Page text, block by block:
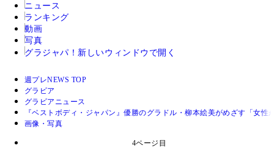
ニュース
ランキング
動画
写真
グラジャパ！ 新しいウィンドウで開く
週プレNEWS TOP
グラビア
グラビアニュース
『ベストボディ・ジャパン』優勝のグラドル・柳本絵美がめざす「女
画像・写真
4ページ目